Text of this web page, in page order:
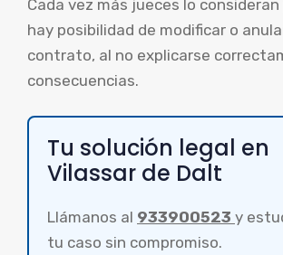
Cada vez más jueces lo
hay posibilidad de modificar o
contrato, al no explicarse
consecuencias.
Tu solución legal en
Vilassar de Dalt
Llámanos al 933900523 y
tu caso sin compromiso.